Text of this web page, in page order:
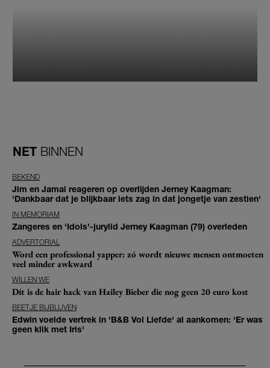
NET BINNEN
BEKEND
Jim en Jamai reageren op overlijden Jerney Kaagman:
'Dankbaar dat je blijkbaar iets zag in dat jongetje van zestien'
IN MEMORIAM
Zangeres en 'Idols'-jurylid Jerney Kaagman (79) overleden
ADVERTORIAL
Word een professional yapper: zó wordt nieuwe mensen ontmoeten
veel minder awkward
WILLEN WE
Dít is de hair hack van Hailey Bieber die nog geen 20 euro kost
BEETJE BIJBLIJVEN
Edwin voelde vertrek in 'B&B Vol Liefde' al aankomen: 'Er was
geen klik met Iris'